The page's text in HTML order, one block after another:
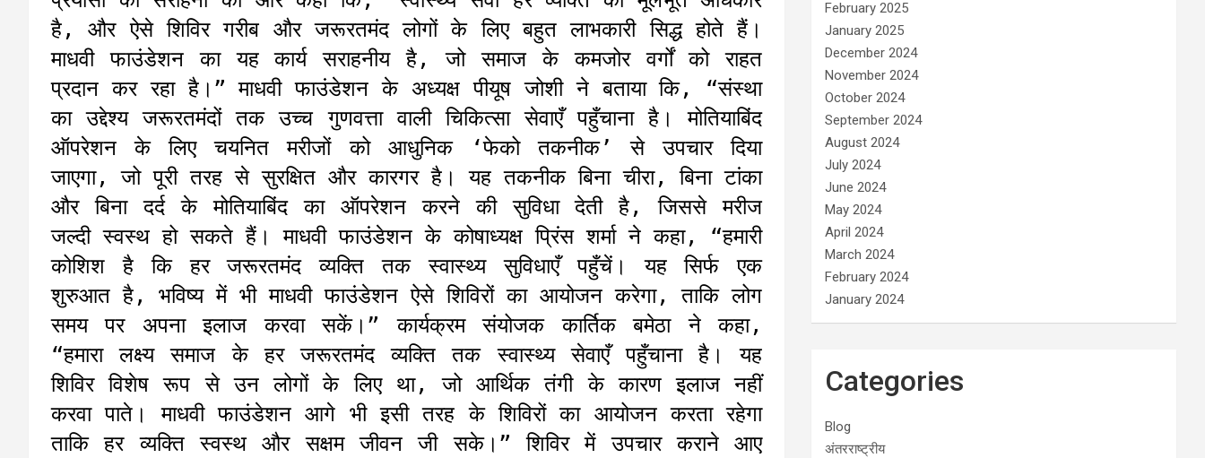
है, और ऐसे शिविर गरीब और जरूरतमंद लोगों के लिए बहुत लाभकारी सिद्ध होते हैं।
माधवी फाउंडेशन का यह कार्य सराहनीय है, जो समाज के कमजोर वर्गों को राहत
प्रदान कर रहा है।” माधवी फाउंडेशन के अध्यक्ष पीयूष जोशी ने बताया कि, “संस्था
का उद्देश्य जरूरतमंदों तक उच्च गुणवत्ता वाली चिकित्सा सेवाएँ पहुँचाना है। मोतियाबिंद
ऑपरेशन के लिए चयनित मरीजों को आधुनिक ‘फेको तकनीक’ से उपचार दिया
जाएगा, जो पूरी तरह से सुरक्षित और कारगर है। यह तकनीक बिना चीरा, बिना टांका
और बिना दर्द के मोतियाबिंद का ऑपरेशन करने की सुविधा देती है, जिससे मरीज
जल्दी स्वस्थ हो सकते हैं। माधवी फाउंडेशन के कोषाध्यक्ष प्रिंस शर्मा ने कहा, “हमारी
कोशिश है कि हर जरूरतमंद व्यक्ति तक स्वास्थ्य सुविधाएँ पहुँचें। यह सिर्फ एक
शुरुआत है, भविष्य में भी माधवी फाउंडेशन ऐसे शिविरों का आयोजन करेगा, ताकि लोग
समय पर अपना इलाज करवा सकें।” कार्यक्रम संयोजक कार्तिक बमेठा ने कहा,
“हमारा लक्ष्य समाज के हर जरूरतमंद व्यक्ति तक स्वास्थ्य सेवाएँ पहुँचाना है। यह
शिविर विशेष रूप से उन लोगों के लिए था, जो आर्थिक तंगी के कारण इलाज नहीं
करवा पाते। माधवी फाउंडेशन आगे भी इसी तरह के शिविरों का आयोजन करता रहेगा
ताकि हर व्यक्ति स्वस्थ और सक्षम जीवन जी सके।” शिविर में उपचार कराने आए
February 2025
January 2025
December 2024
November 2024
October 2024
September 2024
August 2024
July 2024
June 2024
May 2024
April 2024
March 2024
February 2024
January 2024
Categories
Blog
अंतरराष्ट्रीय